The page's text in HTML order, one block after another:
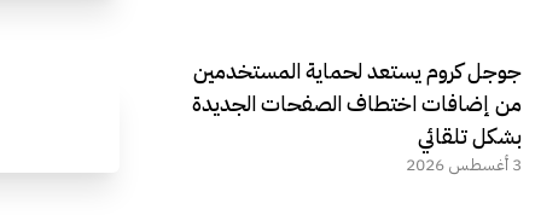
جوجل كروم يستعد لحماية المستخدمين
من إضافات اختطاف الصفحات الجديدة
بشكل تلقائي
3 أغسطس 2026